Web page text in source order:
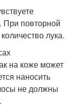
При повторной
лука.
на коже может
наносить
не должны